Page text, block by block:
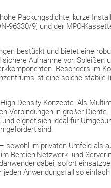
Packungsdichte, kurze
96330/9) und der MPO-
bestückt und bietet eine
Aufnahme von Spleißen
Besonders im
ist eine solche stabile
Density-Konzepte. Als
Verbindungen in großer
eignet sich ideal für
gefordert sind.
sowohl im privaten Umfeld als
Bereich Netzwerk- und
dabei, sofort
Anwendungsfall so